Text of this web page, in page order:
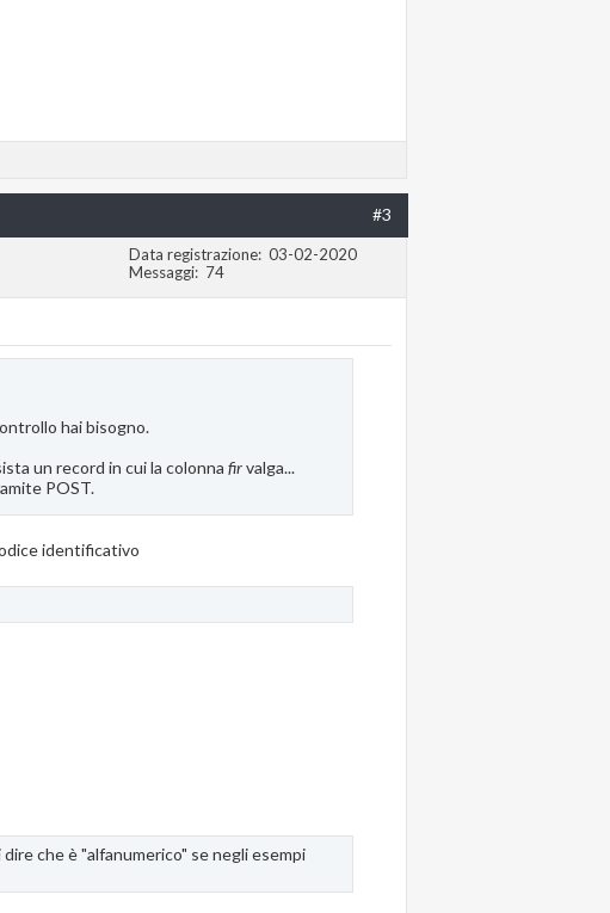
#3
Data registrazione 03-02-2020
Messaggi
74
hai bisogno.
un record in cui la colonna firvalga...
POST.
identificativo
che è "alfanumerico" se negli esempi